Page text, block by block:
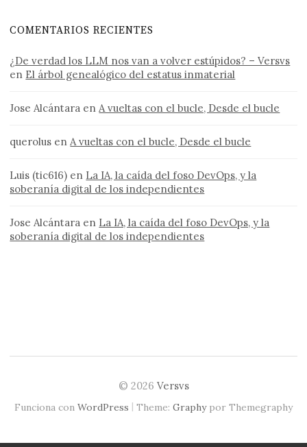
COMENTARIOS RECIENTES
¿De verdad los LLM nos van a volver estúpidos? – Versvs
en El árbol genealógico del estatus inmaterial
Jose Alcántara enA vueltas con el bucle, Desde el bucle
querolus enA vueltas con el bucle, Desde el bucle
Luis (tic616) en La IA, la caída del foso DevOps, y la
soberanía digital de los independientes
Jose Alcántara en La IA, la caída del foso DevOps, y la
soberanía digital de los independientes
© 2026 Versvs
Funciona con WordPress | Theme: Graphypor Themegraphy